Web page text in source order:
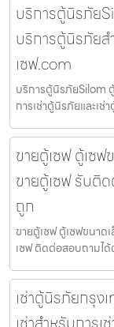
บริการตู้นิรภัย
บริการตู้นิรภัยส
เซฟ.com
บริการตู้นิรภัยSilom
การเช่าตู้นิรภัยและเ
ขายตู้เซฟ ตู้เซ
ขายตู้เซฟ รับติ
ถูก
ขายตู้เซฟ ตู้เซฟขนาด
เซฟ ติดต่อสอบถามไ
เช่าตู้นิรภัยกรุ